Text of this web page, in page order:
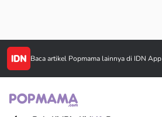
Baca artikel Popmama lainnya di IDN App